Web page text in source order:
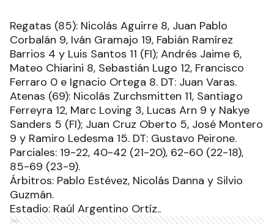
Regatas (85): Nicolás Aguirre 8, Juan Pablo
Corbalán 9, Iván Gramajo 19, Fabián Ramírez
Barrios 4 y Luis Santos 11 (FI); Andrés Jaime 6,
Mateo Chiarini 8, Sebastián Lugo 12, Francisco
Ferraro 0 e Ignacio Ortega 8. DT: Juan Varas.
Atenas (69): Nicolás Zurchsmitten 11, Santiago
Ferreyra 12, Marc Loving 3, Lucas Arn 9 y Nakye
Sanders 5 (FI); Juan Cruz Oberto 5, José Montero
9 y Ramiro Ledesma 15. DT: Gustavo Peirone.
Parciales: 19-22, 40-42 (21-20), 62-60 (22-18),
85-69 (23-9).
Árbitros: Pablo Estévez, Nicolás Danna y Silvio
Guzmán.
Estadio: Raúl Argentino Ortíz..
Ads